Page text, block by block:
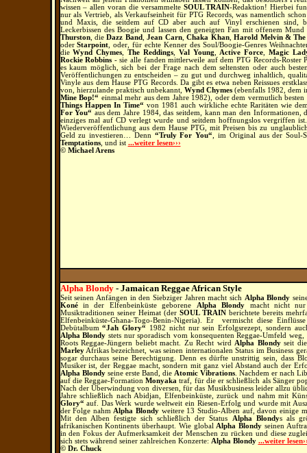
wissen – allen voran die versammelte SOUL TRAIN-Redaktion! Hierbei
nur als Vertrieb, als Verkaufseinheit für PTG Records, was namentlich
und Maxis, die seitdem auf CD aber auch auf Vinyl erschienen sind,
Leckerbissen des Boogie und lassen den geneigten Fan mit offenem
Thurston, dieDazz Band ,Jean Carn,Chaka Khan,Harold Melvin & The
oderStarpoint , oder, für echte Kenner des Soul/Boogie-Genres
dieWynd Chymes ,The Reddings, Val Young Active Force ,Magic
Rockie Robbins - sie alle fanden mittlerweile auf dem PTG Records-Roster
es kaum möglich, sich bei der Frage nach dem seltensten oder auch
Veröffentlichungen zu entscheiden – zu gut und durchweg inhaltlich,
Vinyle aus dem Hause PTG Records. Da gibt es etwa neben Reissues
von, hierzulande praktisch unbekannt, Wynd Chymes(ebenfalls 1982, dem
Mine Bop!“ einmal mehr aus dem Jahre 1982), oder dem vermutlich
Things Happen In Time“ von 1981 auch wirkliche echte Raritäten wie
For You“ aus dem Jahre 1984, das seitdem, kann man den Informationen,
einziges mal auf CD verlegt wurde und seitdem hoffnungslos vergriffen
Wiederveröffentlichung aus dem Hause PTG, mit Preisen bis zu
Geld zu investieren…
Denn “Truly For You“
, im Original aus der Soul-
Temptations, und ist ...weiter lesen›››
© Michael Arens
Alpha Blondy- Jamaican Reggae African Style
Seit seinen Anfängen in den Siebziger Jahren macht sich Alpha Blondy
Konéin der Elfenbeinküste geborene Alpha Blondy macht nicht
Musiktraditionen seiner Heimat (der SOUL TRAINberichtete bereits
Elfenbeinküste-Ghana-Togo-Benin-Nigeria). Er vermischt diese
Debütalbum“Jah Glory“
1982 nicht nur sein Erfolgsrezept, sondern
Alpha Blondy stets nur sporadisch vom konsequenten Reggae-Umfeld
Roots Reggae-Jüngern beliebt macht. Zu Recht wird Alpha Blondyseit
MarleyAfrikas bezeichnet, was seinen internationalen Status im Business
sogar durchaus seine Berechtigung. Denn es dürfte unstrittig sein, dass
Musiker ist, der Reggae macht, sondern mit ganz viel Abstand auch der
Alpha Blondyseine erste Band, die Atomic Vibrations. Nachdem er nach
auf die Reggae-FormationMonyaka traf, für die er schließlich als Sänger
Nach der Überwindung von diversen, für das Musikbusiness leider allzu
Jahre schließlich nach Abidjan, Elfenbeinküste, zurück und nahm mit
Glory“ auf. Das Werk wurde weltweit ein Riesen-Erfolg und wurde mit
der Folge nahm Alpha Blondy weitere 13 Studio-Alben auf, davon einige
Mit den Alben festigte sich schließlich der Status
Alpha Blondys als
afrikanischen Kontinents überhaupt. Wie global Alpha Blondy seinen
in den Fokus der Aufmerksamkeit der Menschen zu rücken und diese
sich stets während seiner zahlreichen Konzerte: Alpha Blondy ...weiter
© Dr. Chuck